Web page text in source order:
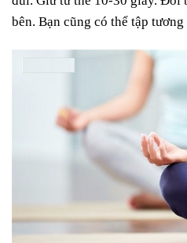
bên. Bạn cũng có thể tập